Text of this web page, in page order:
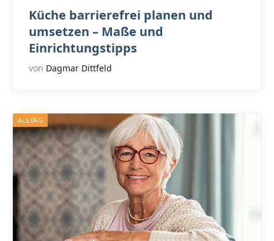
Küche barrierefrei planen und
umsetzen – Maße und
Einrichtungstipps
von Dagmar Dittfeld
ALLTAG